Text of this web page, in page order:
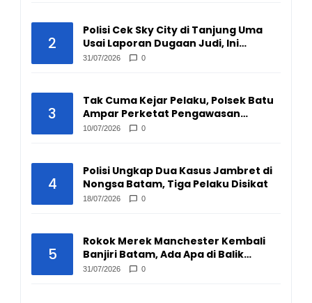
2
Polisi Cek Sky City di Tanjung Uma
Usai Laporan Dugaan Judi, Ini
Hasilnya
31/07/2026 0
3
Tak Cuma Kejar Pelaku, Polsek Batu
Ampar Perketat Pengawasan
Pengepul Barang Bekas
10/07/2026 0
4
Polisi Ungkap Dua Kasus Jambret di
Nongsa Batam, Tiga Pelaku Disikat
18/07/2026 0
5
Rokok Merek Manchester Kembali
Banjiri Batam, Ada Apa di Balik
Peredarannya?
31/07/2026 0